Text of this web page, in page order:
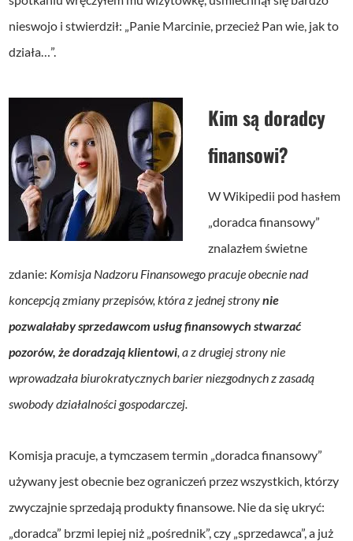
nieswojo i stwierdził: „Panie Marcinie, przecież Pan wie, jak to
działa…”.
Kim są doradcy
finansowi?
W Wikipedii pod hasłem
„doradca finansowy”
znalazłem świetne
zdanie: Komisja Nadzoru Finansowego pracuje obecnie nad
koncepcją zmiany przepisów, która z jednej stronynie
pozwalałaby sprzedawcom usług finansowych stwarzać
pozorów, że doradzają klientowi, a z drugiej strony nie
wprowadzała biurokratycznych barier niezgodnych z zasadą
swobody działalności gospodarczej.
Komisja pracuje, a tymczasem termin „doradca finansowy”
używany jest obecnie bez ograniczeń przez wszystkich, którzy
zwyczajnie sprzedają produkty finansowe. Nie da się ukryć:
„doradca” brzmi lepiej niż „pośrednik”, czy „sprzedawca”, a już